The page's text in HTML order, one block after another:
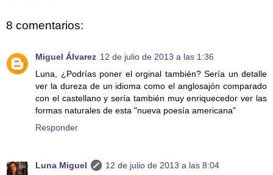
8 comentarios:
Miguel Álvarez 12 de julio de 2013 a las 1:36
Luna, ¿Podrías poner el orginal también? Sería un detalle
ver la dureza de un idioma como el anglosajón comparado
con el castellano y sería también muy enriquecedor ver las
formas naturales de esta "nueva poesía americana"
Responder
Luna Miguel
12 de julio de 2013 a las 8:04